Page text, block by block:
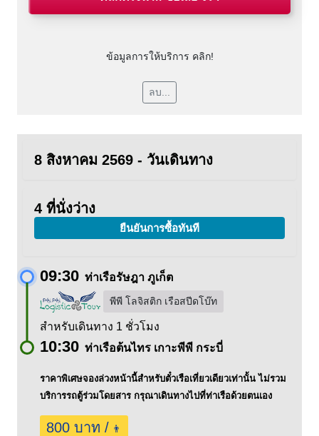
ข้อมูลการให้บริการ คลิก!
ลบ...
8 สิงหาคม 2569 - วันเดินทาง
4 ที่นั่งว่าง
ยืนยันการซื้อทันที
09:30 ท่าเรือรัษฎา ภูเก็ต
พีพี โลจิสติก เรือสปีดโบ๊ท
สำหรับเดินทาง 1 ชั่วโมง
10:30 ท่าเรือต้นไทร เกาะพีพี กระบี่
ราคาพิเศษจองล่วงหน้านี้สำหรับตั๋วเรือเที่ยวเดียวเท่านั้น ไม่รวม
บริการรถตู้ร่วมโดยสาร กรุณาเดินทางไปที่ท่าเรือด้วยตนเอง
800 บาท / 👨